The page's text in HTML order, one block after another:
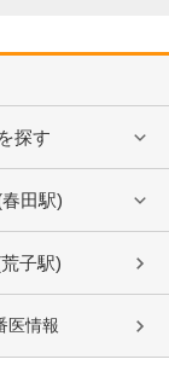
探す
田駅)
子駅)
医情報